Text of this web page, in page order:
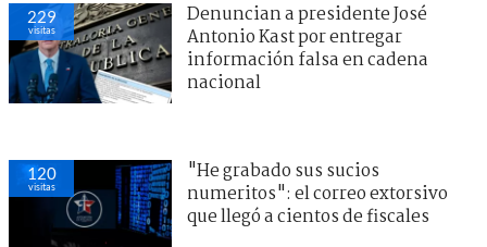
229
visitas
Denuncian a presidente José
Antonio Kast por entregar
información falsa en cadena
nacional
120
visitas
"He grabado sus sucios
numeritos": el correo extorsivo
que llegó a cientos de fiscales